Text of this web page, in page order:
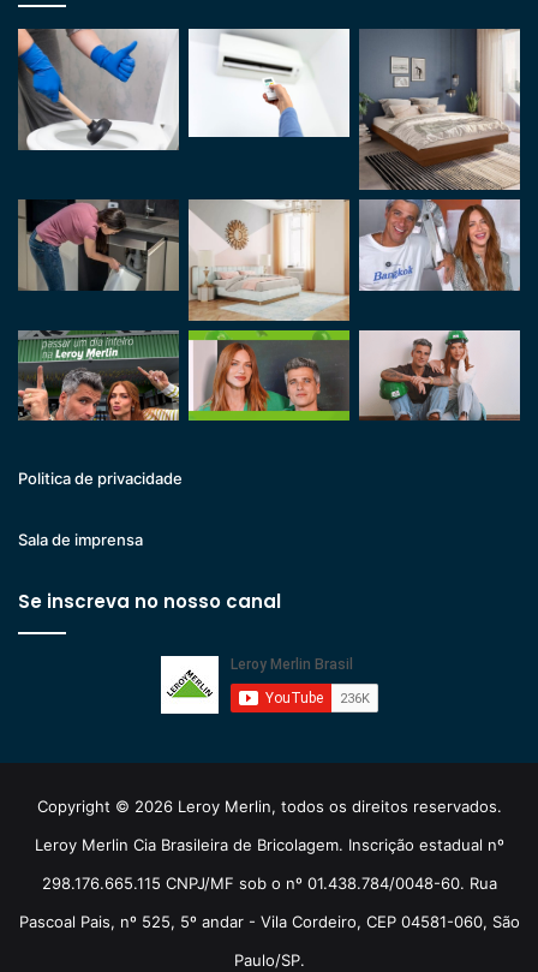
Politica de privacidade
Sala de imprensa
Se inscreva no nosso canal
Copyright © 2026 Leroy Merlin, todos os direitos reservados.
Leroy Merlin Cia Brasileira de Bricolagem. Inscrição estadual nº
298.176.665.115 CNPJ/MF sob o nº 01.438.784/0048-60. Rua
Pascoal Pais, nº 525, 5º andar - Vila Cordeiro, CEP 04581-060, São
Paulo/SP.